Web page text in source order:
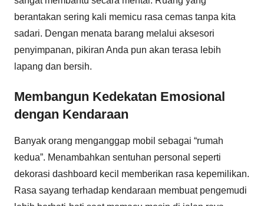
berantakan sering kali memicu rasa cemas tanpa kita
sadari. Dengan menata barang melalui aksesori
penyimpanan, pikiran Anda pun akan terasa lebih
lapang dan bersih.
Membangun Kedekatan Emosional
dengan Kendaraan
Banyak orang menganggap mobil sebagai “rumah
kedua”. Menambahkan sentuhan personal seperti
dekorasi dashboard kecil memberikan rasa kepemilikan.
Rasa sayang terhadap kendaraan membuat pengemudi